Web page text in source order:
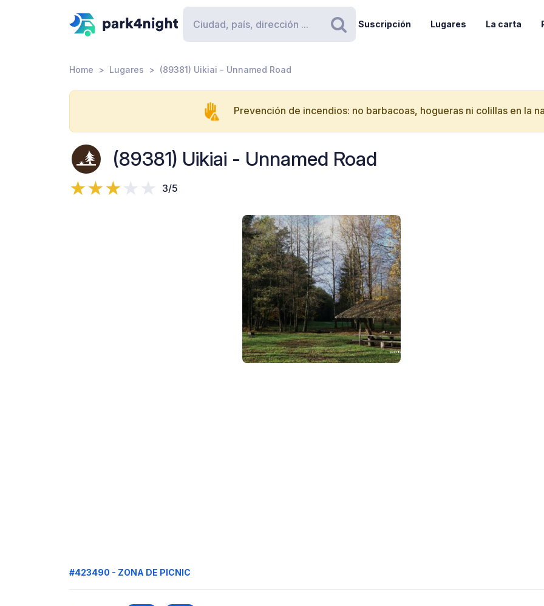
Buscar
Suscripción Lugares La carta
Home Lugares (89381) Uikiai - Unnamed Road
Prevención de incendios: no barbacoas, hogueras ni colillas en la
(89381) Uikiai - Unnamed Road
3/5
#423490 - ZONA DE PICNIC